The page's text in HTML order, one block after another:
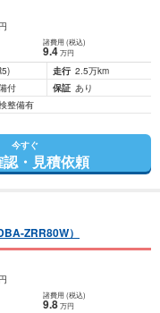
諸費用 (税込)
9.4 万円
走行 2.5万km
付 保証 あり
整備有
今すぐ
・見積依頼
ZRR80W）
諸費用 (税込)
9.8 万円